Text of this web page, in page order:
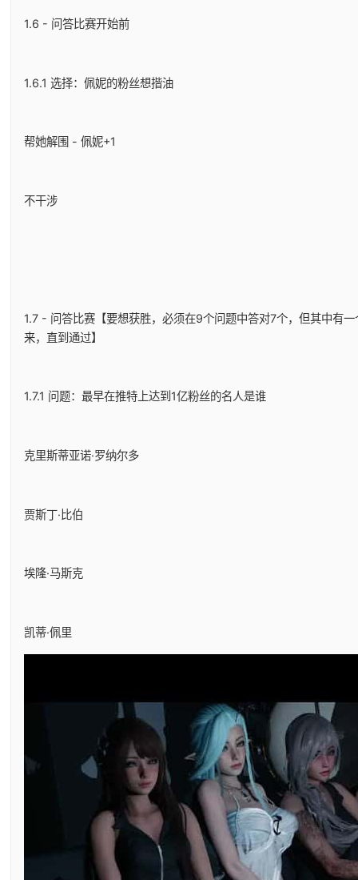
1.6 - 问答比赛开始前
1.6.1 选择：佩妮的粉丝想揩油
帮她解围 - 佩妮+1
不干涉
1.7 - 问答比赛【要想获胜，必须在9个问题中答对7个，但其中有
来，直到通过】
1.7.1 问题：最早在推特上达到1亿粉丝的名人是谁
克里斯蒂亚诺·罗纳尔多
贾斯丁·比伯
埃隆·马斯克
凯蒂·佩里